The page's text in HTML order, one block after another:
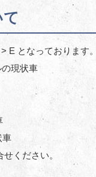
E となっております
現状車
車
ください。